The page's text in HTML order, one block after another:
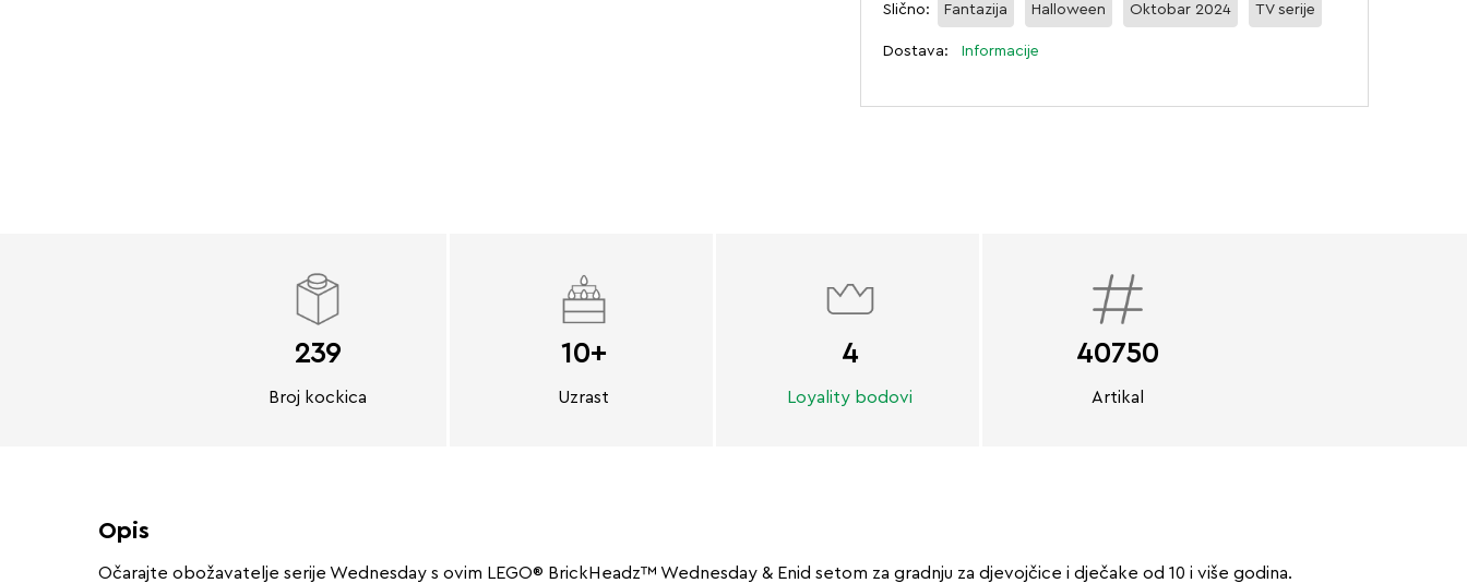
Slično: Fantazija Halloween Oktobar 2024 TV serije
Dostava: Informacije
239
Broj kockica
10+
Uzrast
4
Loyality bodovi
40750
Artikal
Opis
Očarajte obožavatelje serije Wednesday s ovim LEGO® BrickHeadz™ Wednesday & Enid setom za gradnju za djevojčice i dječake od 10 i više godina.